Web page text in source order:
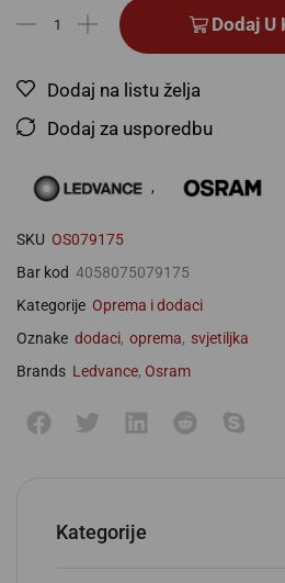
Dodaj U
Dodaj na listu želja
Dodaj za usporedbu
,
SKU OS079175
Bar kod 4058075079175
Kategorije Oprema i dodaci
Oznake dodaci, oprema, svjetiljka
Brands Ledvance, Osram
Kategorije